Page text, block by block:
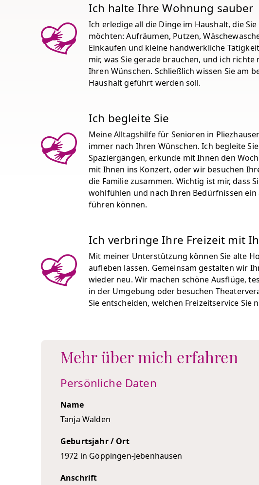
Ich halte Ihre Wohnung sauber
Ich erledige all die Dinge im Haushalt, die
möchten: Aufräumen, Putzen,
Einkaufen und kleine handwerkliche
mir, was Sie gerade brauchen, und ich richte
Ihren Wünschen. Schließlich wissen Sie am
Haushalt geführt werden soll.
Ich begleite Sie
Meine Alltagshilfe für Senioren in
immer nach Ihren Wünschen. Ich begleite
Spaziergängen, erkunde mit Ihnen den
mit Ihnen ins Konzert, oder wir besuchen
die Familie zusammen. Wichtig ist mir, dass
wohlfühlen und nach Ihren Bedürfnissen ein
führen können.
Ich verbringe Ihre Freizeit mit
Mit meiner Unterstützung können Sie alte
aufleben lassen. Gemeinsam gestalten wir
wieder neu. Wir machen schöne Ausflüge,
in der Umgebung oder besuchen
Sie entscheiden, welchen Freizeitservice Sie
Mehr über mich erfahren
Persönliche Daten
Name
Tanja Walden
Geburtsjahr / Ort
1972 in Göppingen-Jebenhausen
Anschrift